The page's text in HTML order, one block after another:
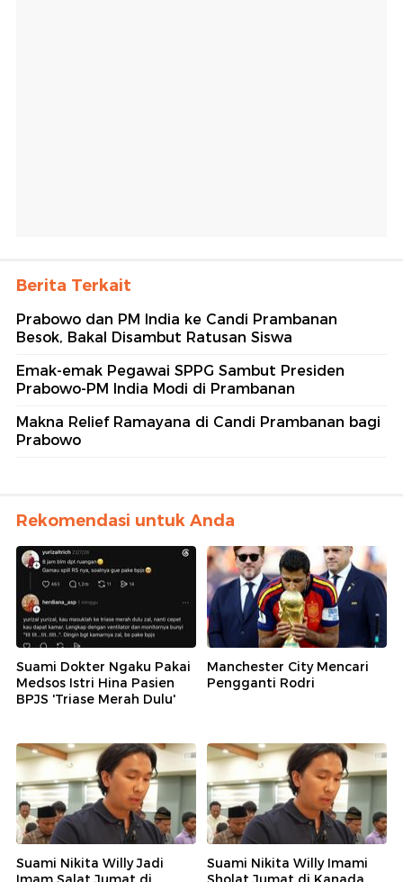
Berita Terkait
Prabowo dan PM India ke Candi Prambanan
Besok, Bakal Disambut Ratusan Siswa
Emak-emak Pegawai SPPG Sambut Presiden
Prabowo-PM India Modi di Prambanan
Makna Relief Ramayana di Candi Prambanan bagi
Prabowo
Rekomendasi untuk Anda
Suami Dokter Ngaku Pakai
Medsos Istri Hina Pasien
BPJS 'Triase Merah Dulu'
Manchester City Mencari
Pengganti Rodri
Suami Nikita Willy Jadi
Suami Nikita Willy Imami